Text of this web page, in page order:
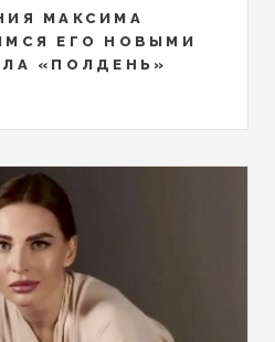
МАКСИМА
ЕГО НОВЫМИ
«ПОЛДЕНЬ»